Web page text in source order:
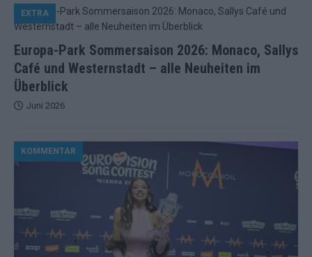
Europa-Park Sommersaison 2026: Monaco, Sallys
Café und Westernstadt – alle Neuheiten im
Überblick
EXTRA
Juni 2026
KOMMENTAR